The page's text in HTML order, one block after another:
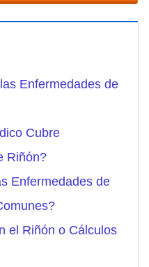
Enfermedades de
Cubre
Riñón?
Enfermedades de
el Riñón o Cálculos